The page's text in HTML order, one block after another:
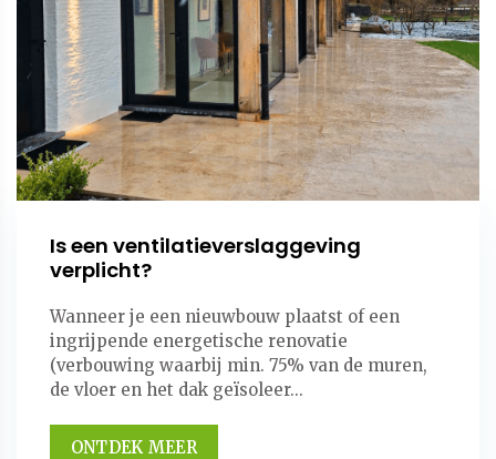
Is een ventilatieverslaggeving
verplicht?
Wanneer je een nieuwbouw plaatst of een
ingrijpende energetische renovatie
(verbouwing waarbij min. 75% van de muren,
de vloer en het dak geïsoleer...
ONTDEK MEER